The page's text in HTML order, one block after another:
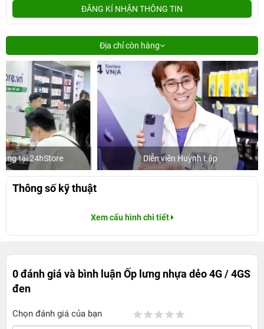
ĐĂNG KÍ NHẬN THÔNG TIN
Địa chỉ còn hàng
Diễn viên Huỳnh Lập Khách
Thông số kỹ thuật
Xem cấu hình chi tiết
0 đánh giá và bình luậnỐp lưng nhựa dẻo 4G / 4GS
đen
Chọn đánh giá của bạn